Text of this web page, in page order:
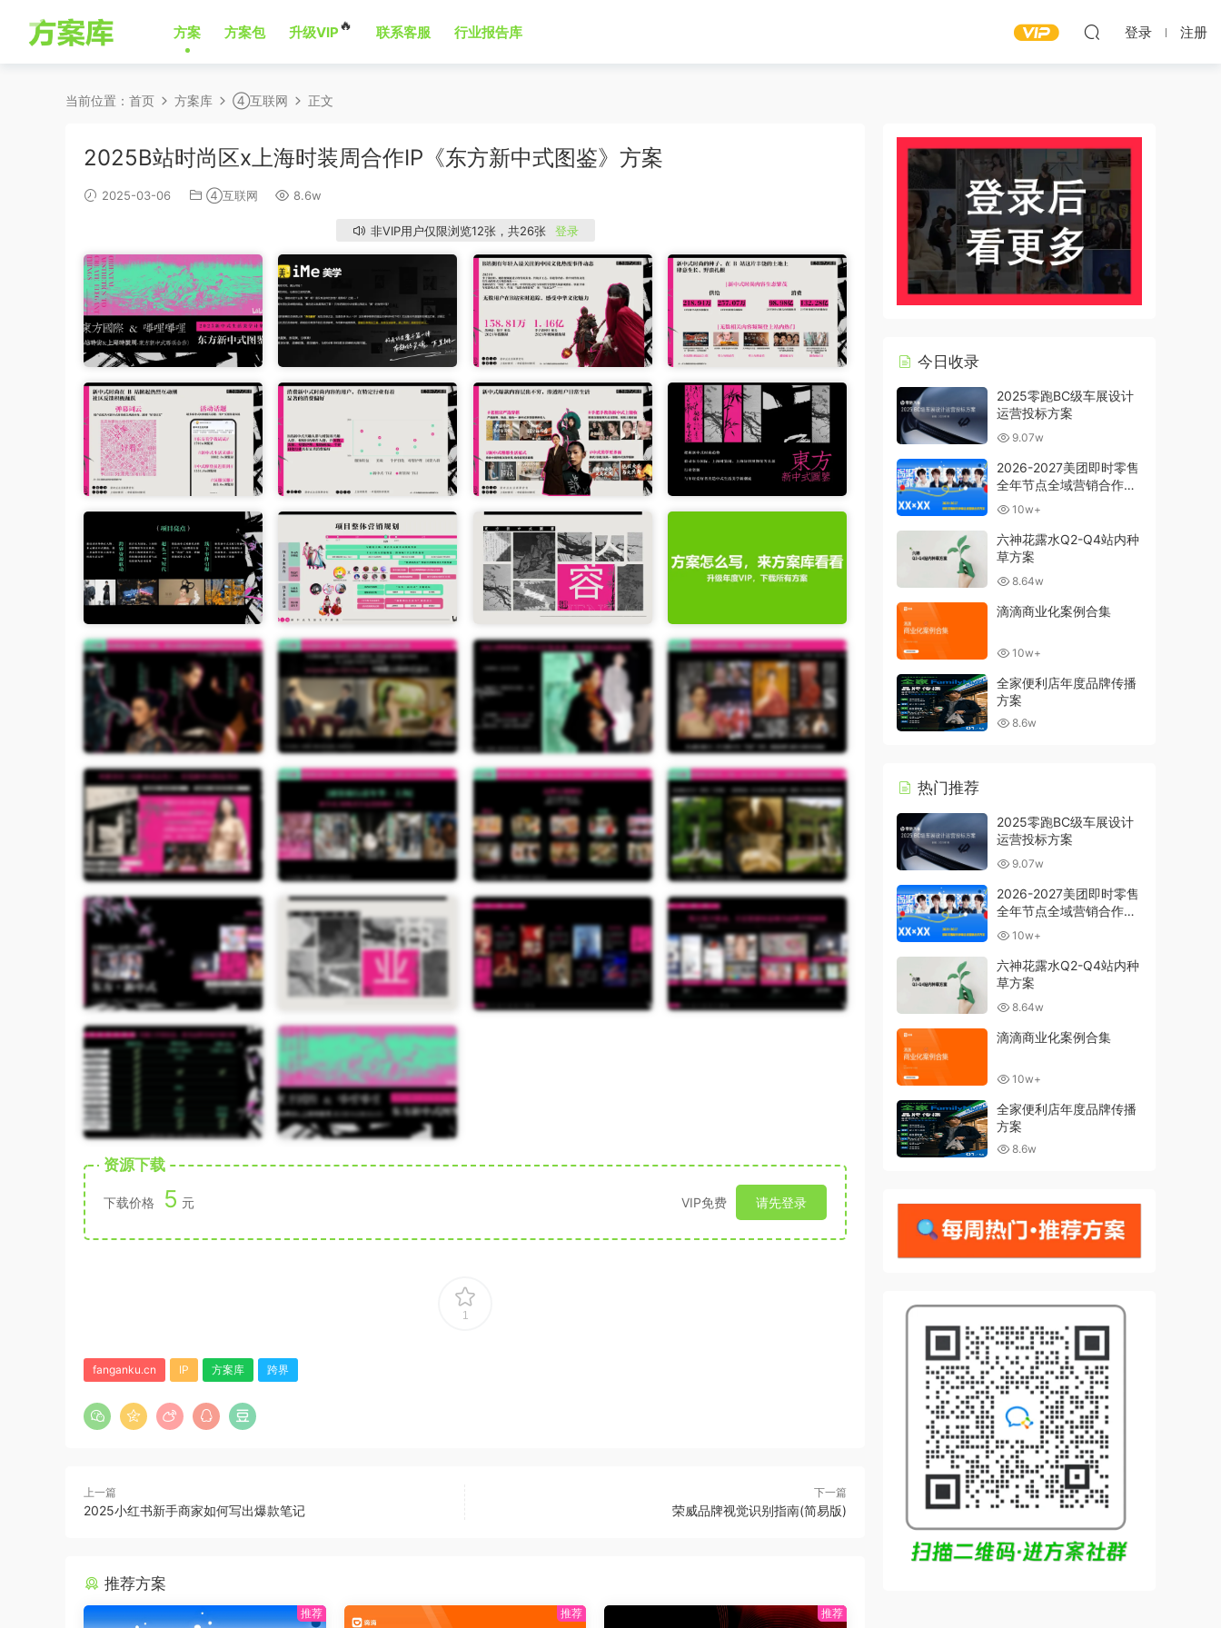
方案 方案包 升级VIP🔥 联系客服 行业报告库 登录 注册
当前位置： 首页 方案库 ④互联网 正文
2025B站时尚区x上海时装周合作IP《东方新中式图鉴》方案
2025-03-06 ④互联网 8.6w
非VIP用户仅限浏览12张，共26张 登录
资源下载
下载价格 5 元 VIP免费 请先登录
1
fanganku.cn IP 方案库 跨界
上一篇
2025小红书新手商家如何写出爆款笔记
下一篇
荣威品牌视觉识别指南(简易版)
推荐方案
今日收录
2025零跑BC级车展设计
运营投标方案
9.07w
2026-2027美团即时零售
全年节点全域营销合作方
案 10w+
六神花露水Q2-Q4站内种
草方案
8.64w
滴滴商业化案例合集
10w+
全家便利店年度品牌传播
方案
8.6w
热门推荐
2025零跑BC级车展设计
运营投标方案
9.07w
2026-2027美团即时零售
全年节点全域营销合作方
案 10w+
六神花露水Q2-Q4站内种
草方案
8.64w
滴滴商业化案例合集
10w+
全家便利店年度品牌传播
方案
8.6w